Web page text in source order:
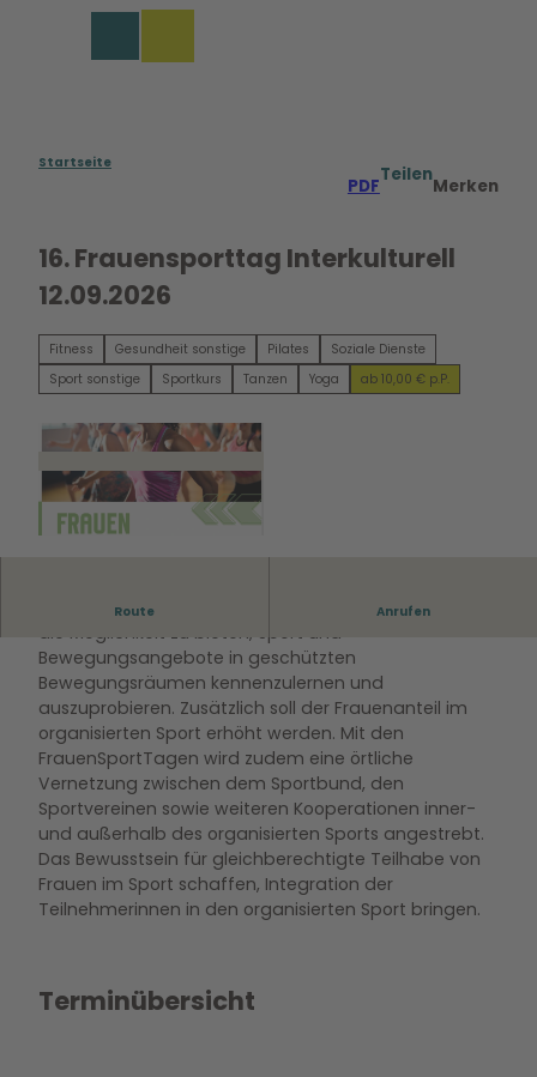
Startseite
PDF
Teilen
Merken
16. Frauensporttag Interkulturell
12.09.2026
Fitness Gesundheit sonstige Pilates
Soziale Dienste
Sport sonstige
Sportkurs Tanzen Yoga ab 10,00 € p.P.
Route Anrufen
Dem LSB ist es ein besonderes Anliegen allen Frauen
die Möglichkeit zu bieten, Sport und
Bewegungsangebote in geschützten
Bewegungsräumen kennenzulernen und
auszuprobieren. Zusätzlich soll der Frauenanteil im
organisierten Sport erhöht werden. Mit den
FrauenSportTagen wird zudem eine örtliche
Vernetzung zwischen dem Sportbund, den
Sportvereinen sowie weiteren Kooperationen inner-
und außerhalb des organisierten Sports angestrebt.
Das Bewusstsein für gleichberechtigte Teilhabe von
Frauen im Sport schaffen, Integration der
Teilnehmerinnen in den organisierten Sport bringen.
Terminübersicht